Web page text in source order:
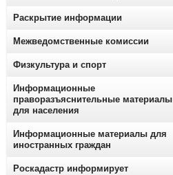
Раскрытие информации
Межведомственные комиссии
Физкультура и спорт
Информационные
праворазъяснительные материалы
для населения
Информационные материалы для
иностранных граждан
Роскадастр информирует